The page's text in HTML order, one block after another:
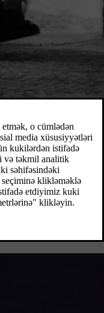
çıxır
İsveçin qərb
üstüaçıq gəzinti